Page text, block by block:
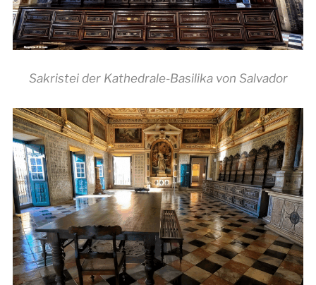
Sakristei der Kathedrale-Basilika von Salvador